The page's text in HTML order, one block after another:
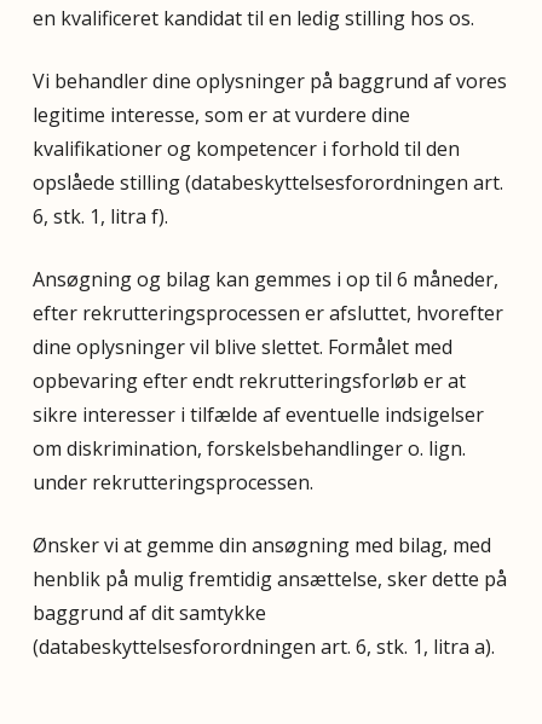
en kvalificeret kandidat til en ledig stilling hos os.
Vi behandler dine oplysninger på baggrund af vores
legitime interesse, som er at vurdere dine
kvalifikationer og kompetencer i forhold til den
opslåede stilling (databeskyttelsesforordningen art.
6, stk. 1, litra f).
Ansøgning og bilag kan gemmes i op til 6 måneder,
efter rekrutteringsprocessen er afsluttet, hvorefter
dine oplysninger vil blive slettet. Formålet med
opbevaring efter endt rekrutteringsforløb er at
sikre interesser i tilfælde af eventuelle indsigelser
om diskrimination, forskelsbehandlinger o. lign.
under rekrutteringsprocessen.
Ønsker vi at gemme din ansøgning med bilag, med
henblik på mulig fremtidig ansættelse, sker dette på
baggrund af dit samtykke
(databeskyttelsesforordningen art. 6, stk. 1, litra a).